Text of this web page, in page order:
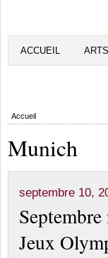
ACCUEIL ARTS
Accueil
Munich
septembre 10,
Jeux